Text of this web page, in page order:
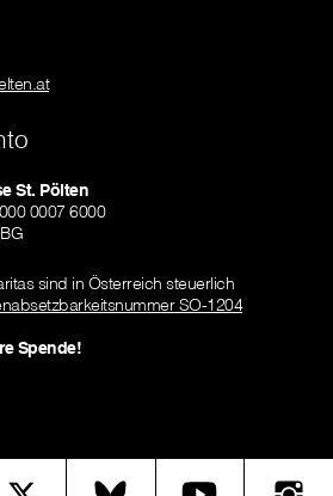
St. Pölten
0007 6000
sind in Österreich steuerlich
SO-1204
Spende!